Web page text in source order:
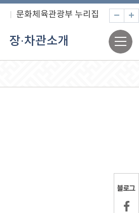
축
문화체육관광부 누리집
장·차관소개
전
체